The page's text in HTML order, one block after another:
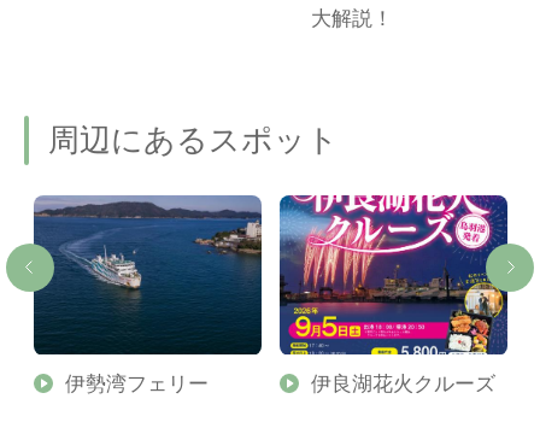
大解説！
周辺にあるスポット
伊勢湾フェリー 伊良湖花火クルーズ